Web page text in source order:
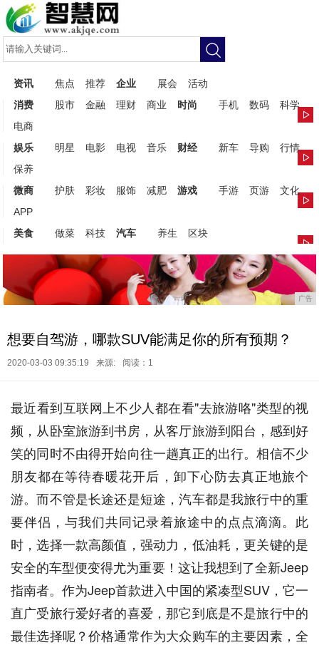
资讯 焦点 推荐 企业 展会
活动
消费
股市 金融 理财 商业 时尚 手机 数码
科学
电商
娱乐
明星 电影 电视 音乐 财经 新车 导购
行情
保养
微商
护肤 彩妆 服饰 减肥 游戏 手游 页游
文化
APP
美食
做菜 科技 汽车 养生 区块
广告
想要自驾游，哪款SUV能满足你的所有预期？
2020-03-03 09:35:19 来源: 阅读：1
最近看到互联网上不少人都在看"去旅游咯"类型的视
频，从卧室旅游到书房，从客厅旅游到阳台，感到好
笑的同时不由得开始向往一趟真正的出行。相信不少
朋友都在等待春暖花开后，卸下心防去真正地旅个
游。而不管是长途还是短途，汽车都是我旅行中的重
要伴侣，与我们共同记录着旅途中的点点滴滴。此
时，选择一款高颜值，强动力，低油耗，更关键的是
安全的车型便变得尤为重要！这让我想到了全新Jeep
指南者。作为Jeep首款进入中国的紧凑型SUV，它一
直广受旅行爱好者的喜爱，那它到底是不是旅行中的
最佳选择呢？价格通常作为大众购车的主要因素，全